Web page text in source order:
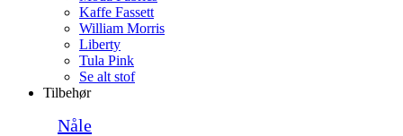
Kaffe Fassett
William Morris
Liberty
Tula Pink
Se alt stof
Tilbehør
Nåle